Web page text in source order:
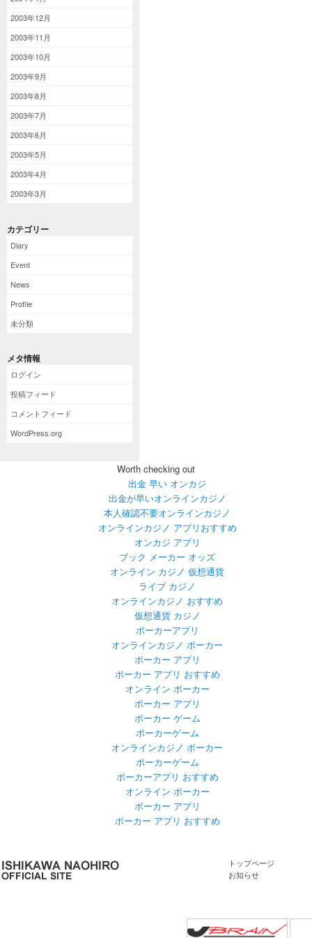
2003年12月
2003年11月
2003年10月
2003年9月
2003年8月
2003年7月
2003年6月
2003年5月
2003年4月
2003年3月
カテゴリー
Diary
Event
News
Profile
未分類
メタ情報
ログイン
投稿フィード
コメントフィード
WordPress.org
Worth checking out
出金 早い オンカジ
出金が早いオンラインカジノ
本人確認不要オンラインカジノ
オンラインカジノ アプリおすすめ
オンカジ アプリ
ブック メーカー オッズ
オンライン カジノ 仮想通貨
ライブ カジノ
オンラインカジノ おすすめ
仮想通貨 カジノ
ポーカーアプリ
オンラインカジノ ポーカー
ポーカー アプリ
ポーカー アプリ おすすめ
オンライン ポーカー
ポーカー アプリ
ポーカー ゲーム
ポーカーゲーム
オンラインカジノ ポーカー
ポーカーゲーム
ポーカーアプリ おすすめ
オンライン ポーカー
ポーカー アプリ
ポーカー アプリ おすすめ
トップページ
お知らせ